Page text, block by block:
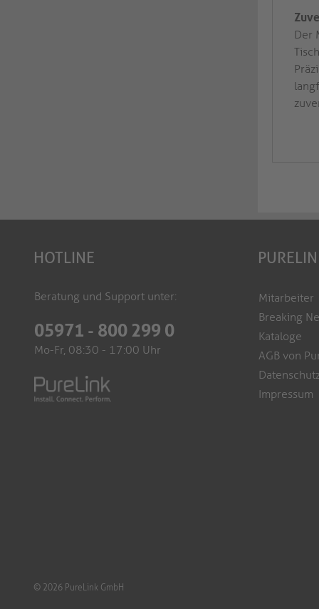
Der
HOTLINE
Beratung und Support unter:
05971 - 800 299 0
Mo-Fr, 08:30 - 17:00 Uhr
Mitarbeiter
Breaking
Kataloge
AGB von
Impressum
© 2026 PureLink GmbH